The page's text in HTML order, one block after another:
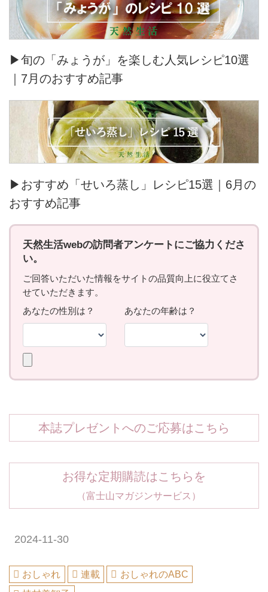
▶旬の「みょうが」を楽しむ人気レシピ10選
｜7月のおすすめ記事
▶おすすめ「せいろ蒸し」レシピ15選｜6月の
おすすめ記事
本誌プレゼントへのご応募はこちら
お得な定期購読はこちらを
（富士山マガジンサービス）
2024-11-30
おしゃれ 連載
おしゃれのABC